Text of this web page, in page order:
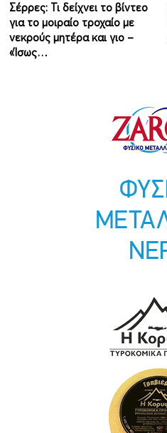
Σέρρες: Τι δείχνει το βίντεο
για το μοιραίο τροχαίο με
νεκρούς μητέρα και γιο –
«Ίσως…